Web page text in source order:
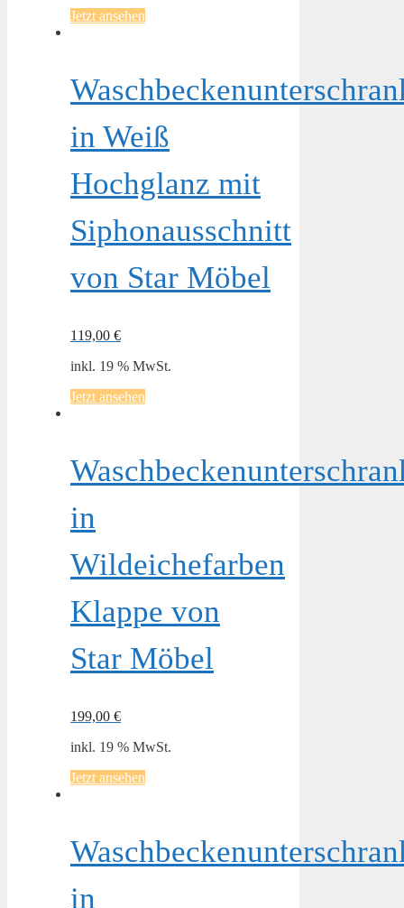
Jetzt ansehen
in Weiß
Hochglanz mit
Siphonausschnitt
von Star Möbel
119,00 €
inkl. 19 % MwSt.
Jetzt ansehen
in
Wildeichefarben
Klappe von
Star Möbel
199,00 €
inkl. 19 % MwSt.
Jetzt ansehen
in